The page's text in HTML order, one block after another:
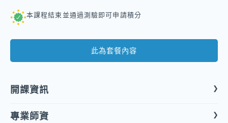
本課程結束並通過測驗即可申請積分
此為套餐內容
開課資訊
專業師資